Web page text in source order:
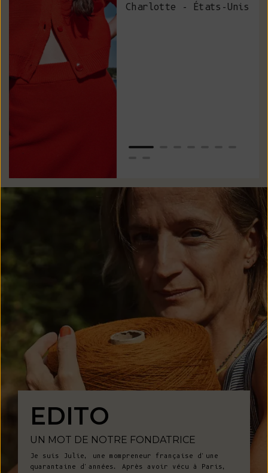
Charlotte - États-Unis
EDITO
UN MOT DE NOTRE FONDATRICE
Je suis Julie, une mompreneur française d'une
quarantaine d'années. Après avoir vécu à Paris,